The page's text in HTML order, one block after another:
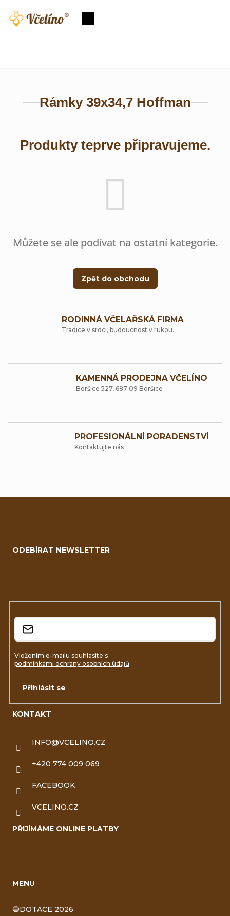
Nákupní
Rámky 39x34,7 Hoffman
Produkty teprve připravujeme.
Můžete se ale podívat na ostatní kategorie.
Zpět do obchodu
RODINNÁ VČELAŘSKÁ FIRMA
Tradice v srdci, budoucnost v rukou.
KAMENNÁ PRODEJNA VČELÍNO
Boršice 527, 687 09 Boršice
PROFESIONÁLNÍ PORADENSTVÍ
Kontaktujte nás
KONTAKT
INFO@VCELINO.CZ
+420 774 009 069
FACEBOOK
VCELINO.CZ
PŘIJÍMÁME ONLINE PLATBY
MENU
🔵DOTACE 2026
ODEBÍRAT NEWSLETTER
Vložením e-mailu souhlasíte s
podmínkami ochrany osobních údajů
Přihlásit se